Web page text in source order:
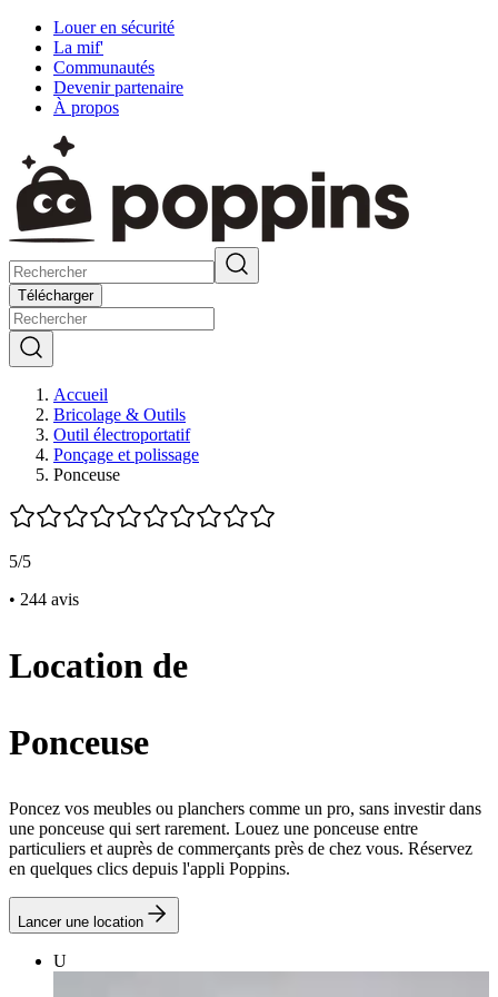
Louer en sécurité
La mif'
Communautés
Devenir partenaire
À propos
Télécharger
Accueil
Bricolage & Outils
Outil électroportatif
Ponçage et polissage
Ponceuse
5/5
• 244 avis
Location de
Ponceuse
Poncez vos meubles ou planchers comme un pro, sans investir dans
une ponceuse qui sert rarement. Louez une ponceuse entre
particuliers et auprès de commerçants près de chez vous. Réservez
en quelques clics depuis l'appli Poppins.
Lancer une location
U